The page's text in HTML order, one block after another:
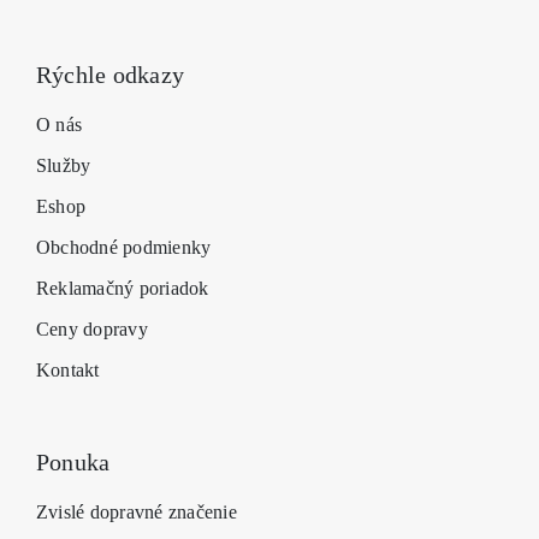
Rýchle odkazy
O nás
Služby
Eshop
Obchodné podmienky
Reklamačný poriadok
Ceny dopravy
Kontakt
Ponuka
Zvislé dopravné značenie